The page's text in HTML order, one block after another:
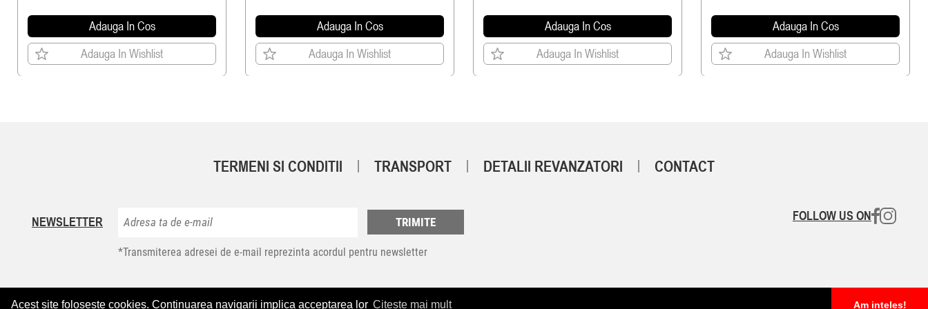
Acest site foloseste cookies. Continuarea navigarii implica acceptarea lor Citeste mai mult Am inteles!
*Tip: Sinking
*Ancore: 2 x #6
*Rattling (bile tungsten 1 x 6.5 mm, 12 x 3.0mm)
Adauga In Cos
Adauga In Wishlist
Adauga In Cos
Adauga In Wishlist
Adauga In Cos
Adauga In Wishlist
Adauga In Cos
Adauga In Wishlist
TERMENI SI CONDITII TRANSPORT DETALII REVANZATORI CONTACT
NEWSLETTER TRIMITE
*Transmiterea adresei de e-mail reprezinta acordul pentru newsletter
FOLLOW US ON